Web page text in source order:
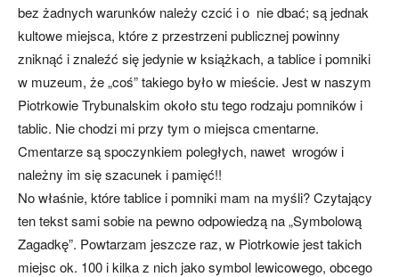
bez żadnych warunków należy czcić i o nie dbać; są jednak
kultowe miejsca, które z przestrzeni publicznej powinny
zniknąć i znaleźć się jedynie w książkach, a tablice i pomniki
w muzeum, że „coś” takiego było w mieście. Jest w naszym
Piotrkowie Trybunalskim około stu tego rodzaju pomników i
tablic. Nie chodzi mi przy tym o miejsca cmentarne.
Cmentarze są spoczynkiem poległych, nawet wrogów i
należny im się szacunek i pamięć!!
No właśnie, które tablice i pomniki mam na myśli? Czytający
ten tekst sami sobie na pewno odpowiedzą na „Symbolową
Zagadkę”. Powtarzam jeszcze raz, w Piotrkowie jest takich
miejsc ok. 100 i kilka z nich jako symbol lewicowego, obcego